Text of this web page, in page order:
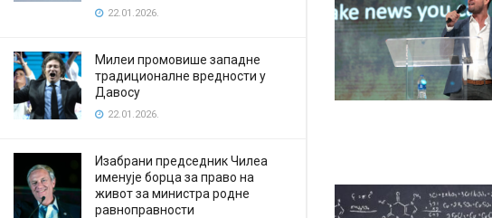
22.01.2026.
Милеи промовише западне
традиционалне вредности у
Давосу
22.01.2026.
Изабрани председник Чилеа
именује борца за право на
живот за министра родне
равноправности